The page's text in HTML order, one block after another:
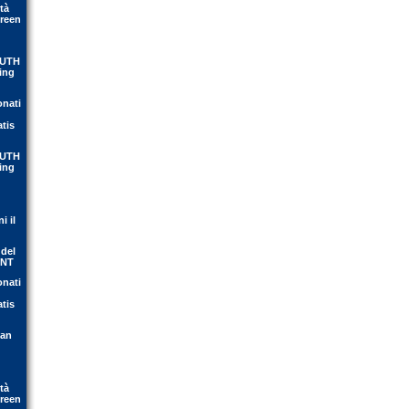
il